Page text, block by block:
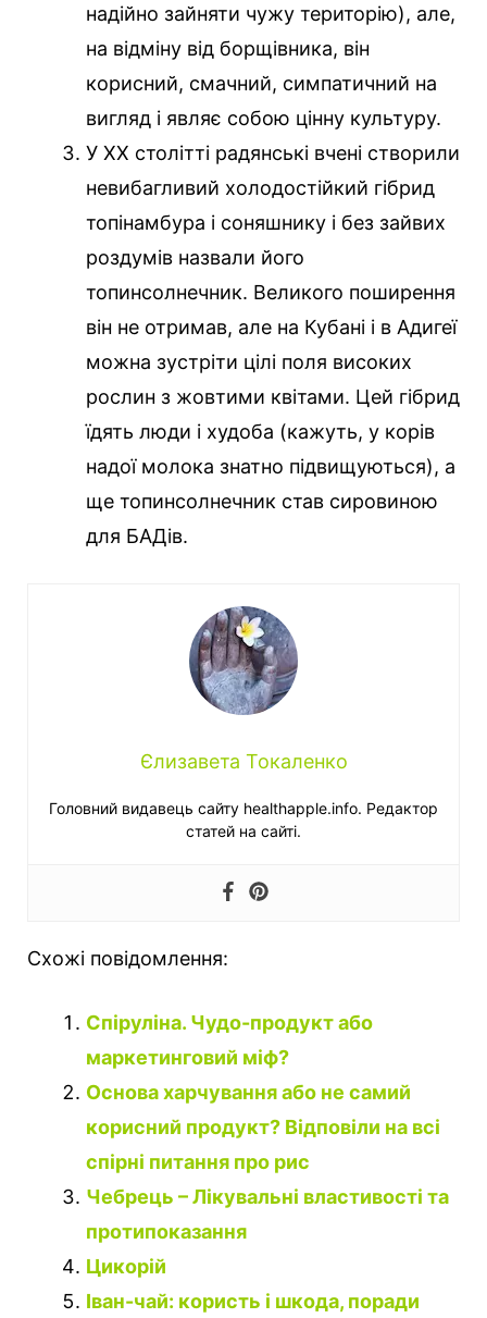
надійно зайняти чужу територію), але,
на відміну від борщівника, він
корисний, смачний, симпатичний на
вигляд і являє собою цінну культуру.
У XX столітті радянські вчені створили
невибагливий холодостійкий гібрид
топінамбура і соняшнику і без зайвих
роздумів назвали його
топинсолнечник. Великого поширення
він не отримав, але на Кубані і в Адигеї
можна зустріти цілі поля високих
рослин з жовтими квітами. Цей гібрид
їдять люди і худоба (кажуть, у корів
надої молока знатно підвищуються), а
ще топинсолнечник став сировиною
для БАДів.
Єлизавета Токаленко
Головний видавець сайту healthapple.info. Редактор
статей на сайті.
Схожі повідомлення:
Спіруліна. Чудо-продукт або
маркетинговий міф?
Основа харчування або не самий
корисний продукт? Відповіли на всі
спірні питання про рис
Чебрець – Лікувальні властивості та
протипоказання
Цикорій
Іван-чай: користь і шкода, поради